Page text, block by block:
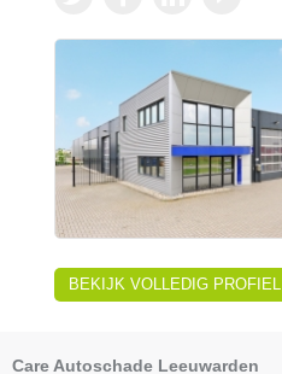
BEKIJK VOLLEDIG PROFIEL
Care Autoschade Leeuwarden